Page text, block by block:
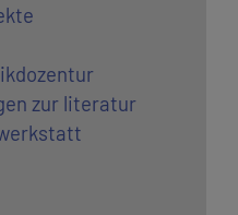
zur literatur